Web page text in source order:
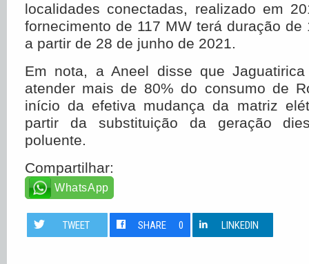
localidades conectadas, realizado em
fornecimento de 117 MW terá duração de
a partir de 28 de junho de 2021.
Em nota, a Aneel disse que
atender mais de 80% do consumo de
início da efetiva mudança da matriz
partir da substituição da geração
poluente.
Compartilhar:
WhatsApp
TWEET SHARE 0 LINKEDIN